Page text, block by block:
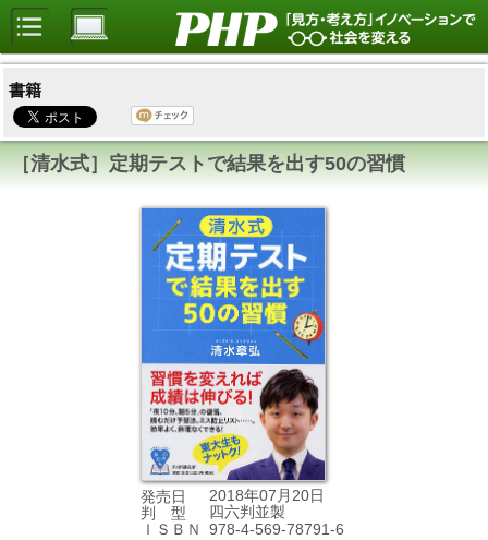
書籍
［清水式］定期テストで結果を出す50の習慣
発売日
2018年07月20日
判 型
四六判並製
ＩＳＢＮ
978-4-569-78791-6